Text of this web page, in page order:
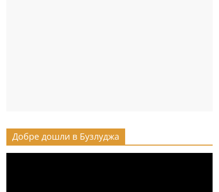
Добре дошли в Бузлуджа